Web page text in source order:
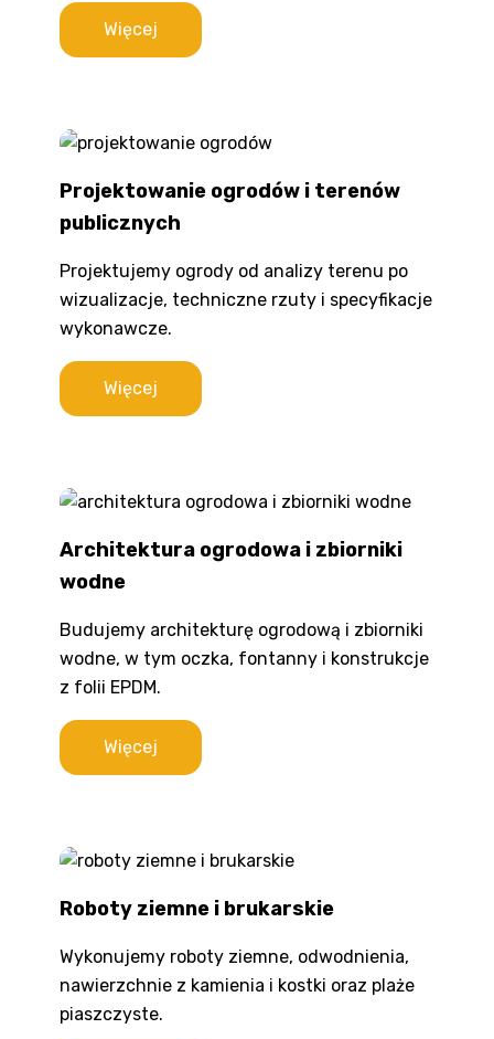
Więcej
Projektowanie ogrodów i terenów
publicznych
Projektujemy ogrody od analizy terenu po
wizualizacje, techniczne rzuty i specyfikacje
wykonawcze.
Więcej
Architektura ogrodowa i zbiorniki
wodne
Budujemy architekturę ogrodową i zbiorniki
wodne, w tym oczka, fontanny i konstrukcje
z folii EPDM.
Więcej
Roboty ziemne i brukarskie
Wykonujemy roboty ziemne, odwodnienia,
nawierzchnie z kamienia i kostki oraz plaże
piaszczyste.